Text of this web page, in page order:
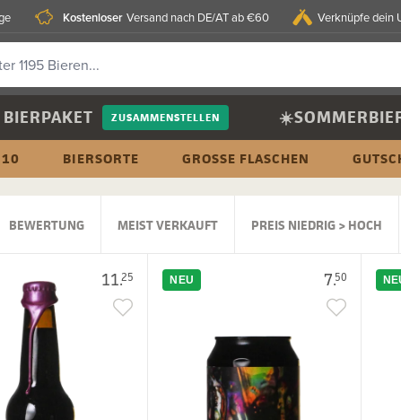
Kostenloser Versand nach DE/AT ab €60 Verknüpfe dein
BIERPAKET ZUSAMMENSTELLEN
BIERSORTE GROSSE FLASCHEN
BEWERTUNG MEIST VERKAUFT PREIS NIEDRIG > HOCH
11.25 7.50
NEU